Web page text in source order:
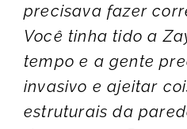
precisava fazer
Você tinha tido a
tempo e a gente
invasivo e ajeitar
estruturais da